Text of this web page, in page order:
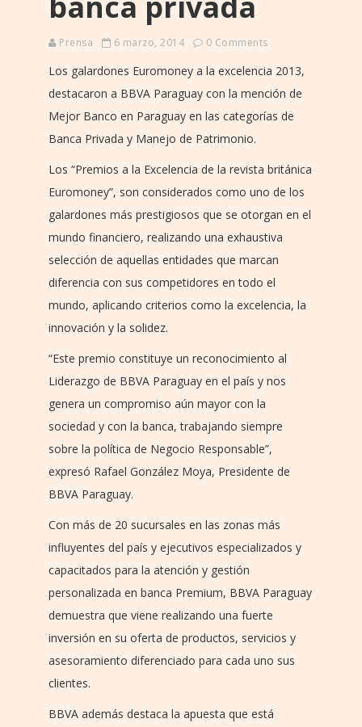
Prensa 6 marzo, 2014 0 Comments
Los galardones Euromoney a la excelencia 2013,
destacaron a BBVA Paraguay con la mención de
Mejor Banco en Paraguay en las categorías de
Banca Privada y Manejo de Patrimonio.
Los “Premios a la Excelencia de la revista británica
Euromoney”, son considerados como uno de los
galardones más prestigiosos que se otorgan en el
mundo financiero, realizando una exhaustiva
selección de aquellas entidades que marcan
diferencia con sus competidores en todo el
mundo, aplicando criterios como la excelencia, la
innovación y la solidez.
“Este premio constituye un reconocimiento al
Liderazgo de BBVA Paraguay en el país y nos
genera un compromiso aún mayor con la
sociedad y con la banca, trabajando siempre
sobre la política de Negocio Responsable”,
expresó Rafael González Moya, Presidente de
BBVA Paraguay.
Con más de 20 sucursales en las zonas más
influyentes del país y ejecutivos especializados y
capacitados para la atención y gestión
personalizada en banca Premium, BBVA Paraguay
demuestra que viene realizando una fuerte
inversión en su oferta de productos, servicios y
asesoramiento diferenciado para cada uno sus
clientes.
BBVA además destaca la apuesta que está